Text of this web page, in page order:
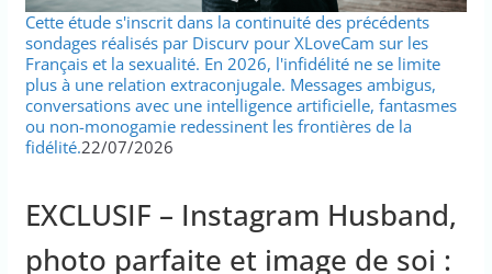
Cette étude s'inscrit dans la continuité des précédents
sondages réalisés par Discurv pour XLoveCam sur les
Français et la sexualité. En 2026, l'infidélité ne se limite
plus à une relation extraconjugale. Messages ambigus,
conversations avec une intelligence artificielle, fantasmes
ou non-monogamie redessinent les frontières de la
fidélité.22/07/2026
EXCLUSIF – Instagram Husband,
photo parfaite et image de soi :